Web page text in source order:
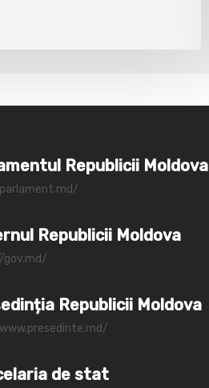
Republicii Moldova
Republicii Moldova
Republicii Moldova
de stat